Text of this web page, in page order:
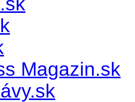
Magazin.sk